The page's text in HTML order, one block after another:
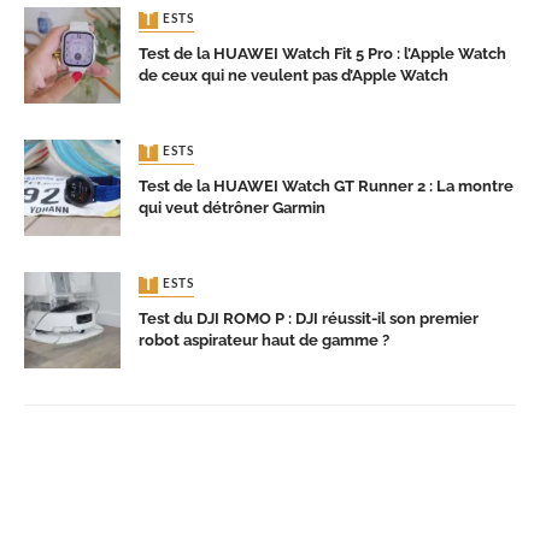
TESTS
Test de la HUAWEI Watch Fit 5 Pro : l’Apple Watch
de ceux qui ne veulent pas d’Apple Watch
TESTS
Test de la HUAWEI Watch GT Runner 2 : La montre
qui veut détrôner Garmin
TESTS
Test du DJI ROMO P : DJI réussit-il son premier
robot aspirateur haut de gamme ?